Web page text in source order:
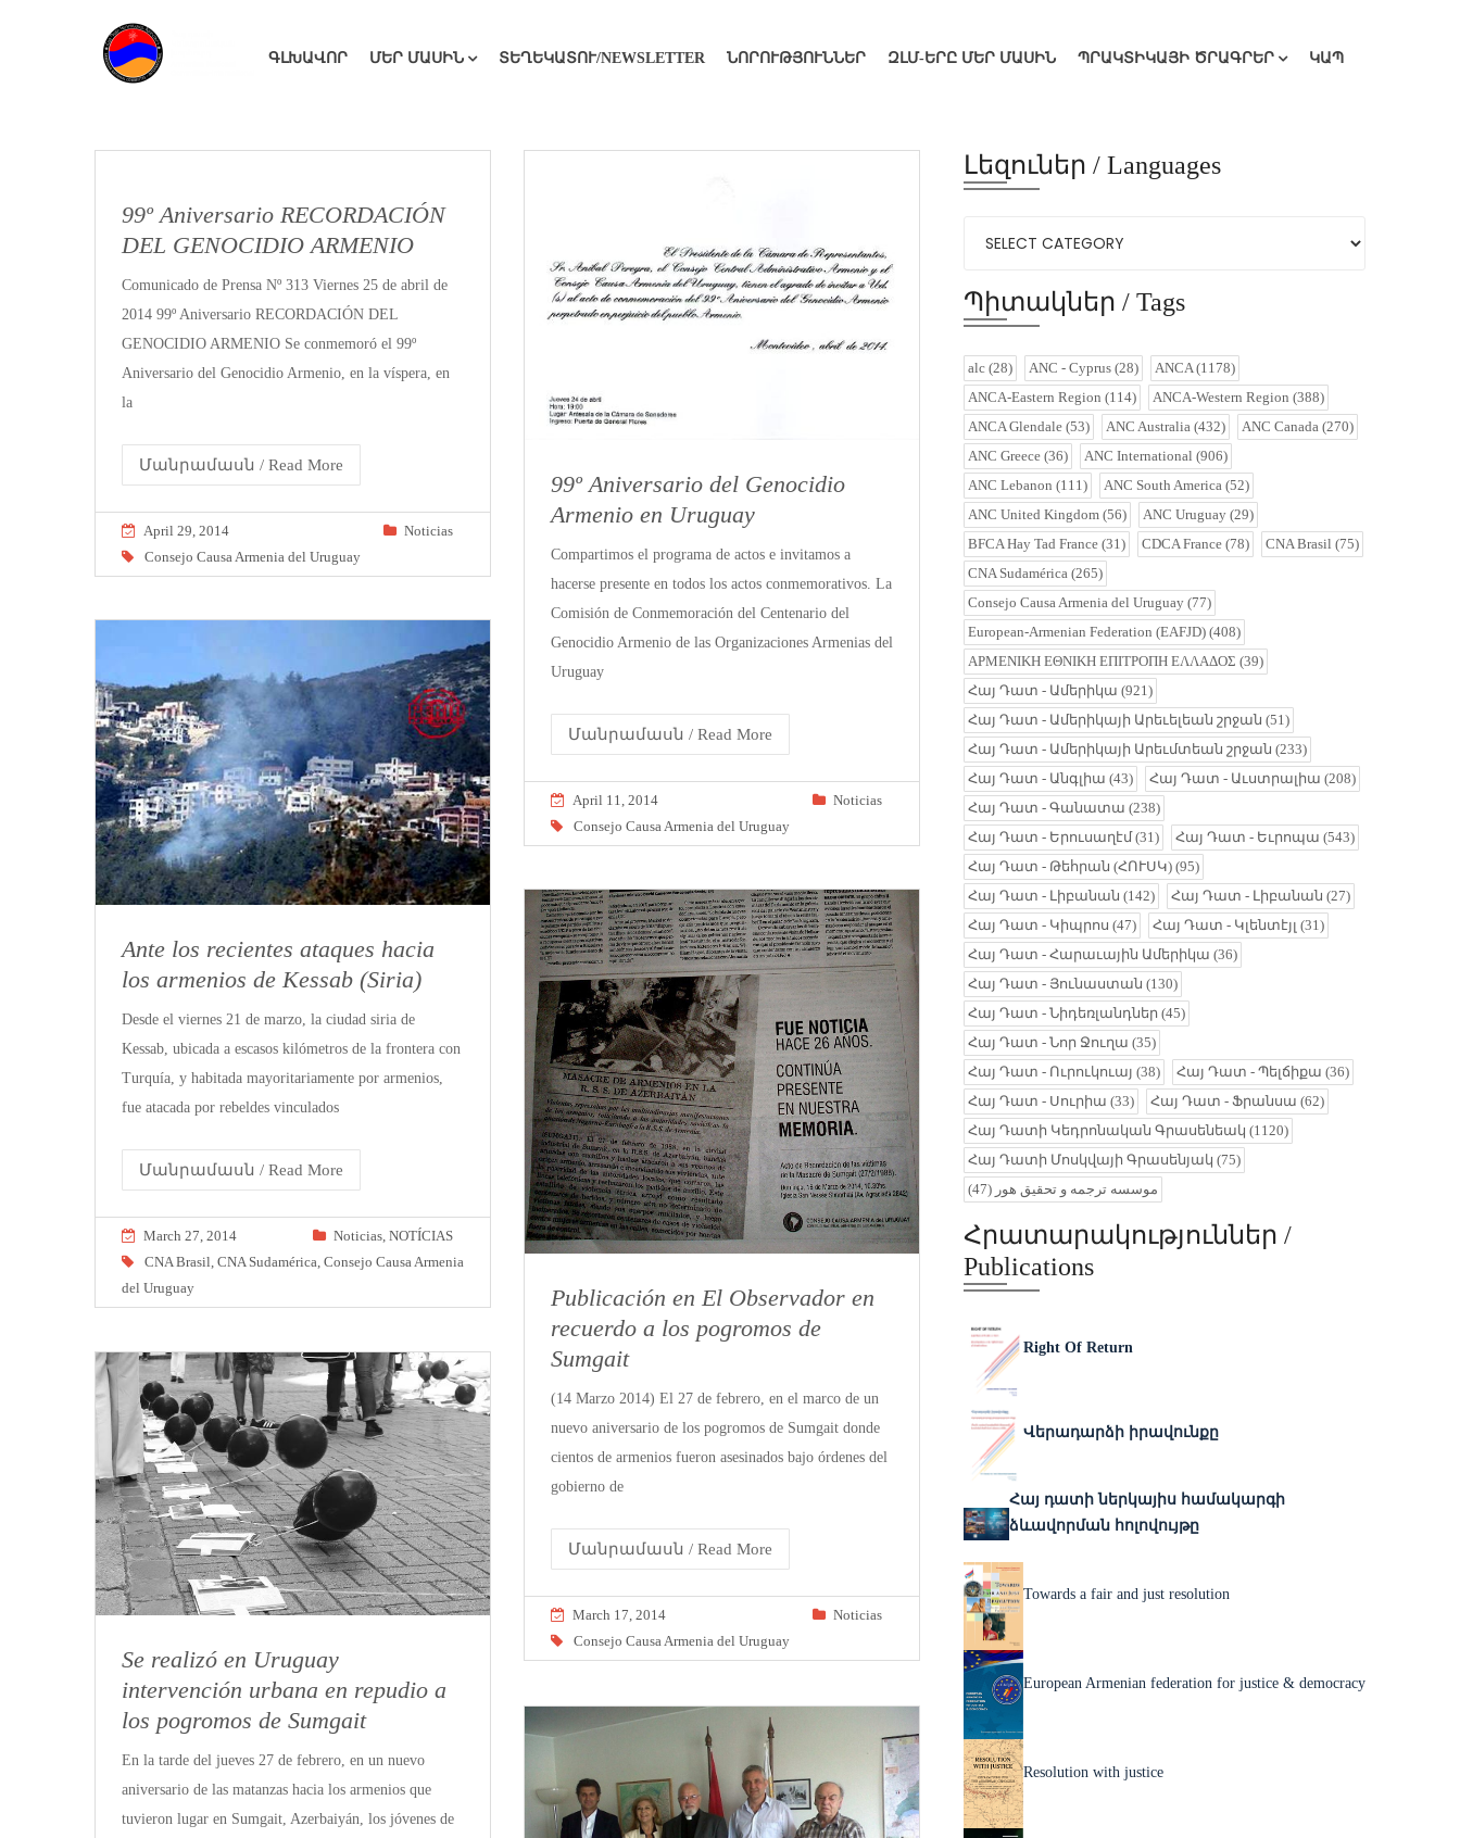
ԳԼԽԱՎՈՐ ՄԵՐ ՄԱՍԻՆ ՏԵՂԵԿԱՏՈՒ/NEWSLETTER ՆՈՐՈՒԹՅՈՒՆՆԵՐ ԶԼՄ-ԵՐԸ ՄԵՐ ՄԱՍԻՆ ՊՐԱԿՏԻԿԱՅԻ ԾՐԱԳՐԵՐ ԿԱՊ
99º Aniversario RECORDACIÓN
DEL GENOCIDIO ARMENIO
Comunicado de Prensa Nº 313 Viernes 25 de abril de
2014 99º Aniversario RECORDACIÓN DEL
GENOCIDIO ARMENIO Se conmemoró el 99º
Aniversario del Genocidio Armenio, en la víspera, en
la
Մանրամասն / Read More
April 29, 2014
Noticias
Consejo Causa Armenia del Uruguay
99º Aniversario del Genocidio
Armenio en Uruguay
Compartimos el programa de actos e invitamos a
hacerse presente en todos los actos conmemorativos. La
Comisión de Conmemoración del Centenario del
Genocidio Armenio de las Organizaciones Armenias del
Uruguay
Մանրամասն / Read More
April 11, 2014
Noticias
Consejo Causa Armenia del Uruguay
Ante los recientes ataques hacia
los armenios de Kessab (Siria)
Desde el viernes 21 de marzo, la ciudad siria de
Kessab, ubicada a escasos kilómetros de la frontera con
Turquía, y habitada mayoritariamente por armenios,
fue atacada por rebeldes vinculados
Մանրամասն / Read More
March 27, 2014 Noticias NOTÍCIAS
CNA Brasil CNA Sudamérica Consejo Causa Armenia
del Uruguay
Publicación en El Observador en
recuerdo a los pogromos de
Sumgait
(14 Marzo 2014) El 27 de febrero, en el marco de un
nuevo aniversario de los pogromos de Sumgait donde
cientos de armenios fueron asesinados bajo órdenes del
gobierno de
Մանրամասն / Read More
March 17, 2014
Noticias
Consejo Causa Armenia del Uruguay
Se realizó en Uruguay
intervención urbana en repudio a
los pogromos de Sumgait
En la tarde del jueves 27 de febrero, en un nuevo
aniversario de las matanzas hacia los armenios que
tuvieron lugar en Sumgait, Azerbaiyán, los jóvenes de
Լեզուներ / Languages
Պիտակներ / Tags
alc (28) ANC - Cyprus (28) ANCA(1178)
ANCA-Eastern Region (114) ANCA-Western Region (388)
ANCA Glendale (53) ANC Australia (432) ANC Canada (270)
ANC Greece (36) ANC International (906)
ANC Lebanon (111) ANC South America (52)
ANC United Kingdom (56) ANC Uruguay (29)
BFCA Hay Tad France (31) CDCA France (78) CNA Brasil (75)
CNA Sudamérica (265)
Consejo Causa Armenia del Uruguay (77)
European-Armenian Federation (EAFJD) (408)
ΑΡΜΕΝΙΚΗ ΕΘΝΙΚΗ ΕΠΙΤΡΟΠΗ ΕΛΛΑΔΟΣ (39)
Հայ Դատ - Ամերիկա (921)
Հայ Դատ - Ամերիկայի Արեւելեան շրջան (51)
Հայ Դատ - Ամերիկայի Արեւմտեան շրջան (233)
Հայ Դատ - Անգլիա (43) Հայ Դատ - Աւստրալիա (208)
Հայ Դատ - Գանատա (238)
Հայ Դատ - Երուսաղէմ(31) Հայ Դատ - Եւրոպա (543)
Հայ Դատ - Թեհրան (ՀՈՒՍԿ) (95)
Հայ Դատ - Լիբանան (142) Հայ Դատ - Լիբանան (27)
Հայ Դատ - Կիպրոս (47) Հայ Դատ - Կլենտէյլ (31)
Հայ Դատ - Հարաւային Ամերիկա (36)
Հայ Դատ - Յունաստան (130)
Հայ Դատ - Նիդեռլանդներ (45)
Հայ Դատ - Նոր Ջուղա (35)
Հայ Դատ - Ուրուկուայ (38) Հայ Դատ - Պելճիքա (36)
Հայ Դատ - Սուրիա (33) Հայ Դատ - Ֆրանսա (62)
Հայ Դատի Կեդրոնական Գրասենեակ (1120)
Հայ Դատի Մոսկվայի Գրասենյակ (75)
موسسه ترجمه و تحقیق هور (47)
Հրատարակություններ /
Publications
Right Of Return
Վերադարձի իրավունքը
Հայ դատի ներկայիս համակարգի
ձևավորման հոլովույթը
Towards a fair and just resolution
European Armenian federation for justice & democracy
Resolution with justice